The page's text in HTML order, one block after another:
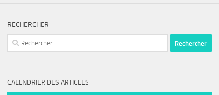
RECHERCHER
Rechercher :
CALENDRIER DES ARTICLES